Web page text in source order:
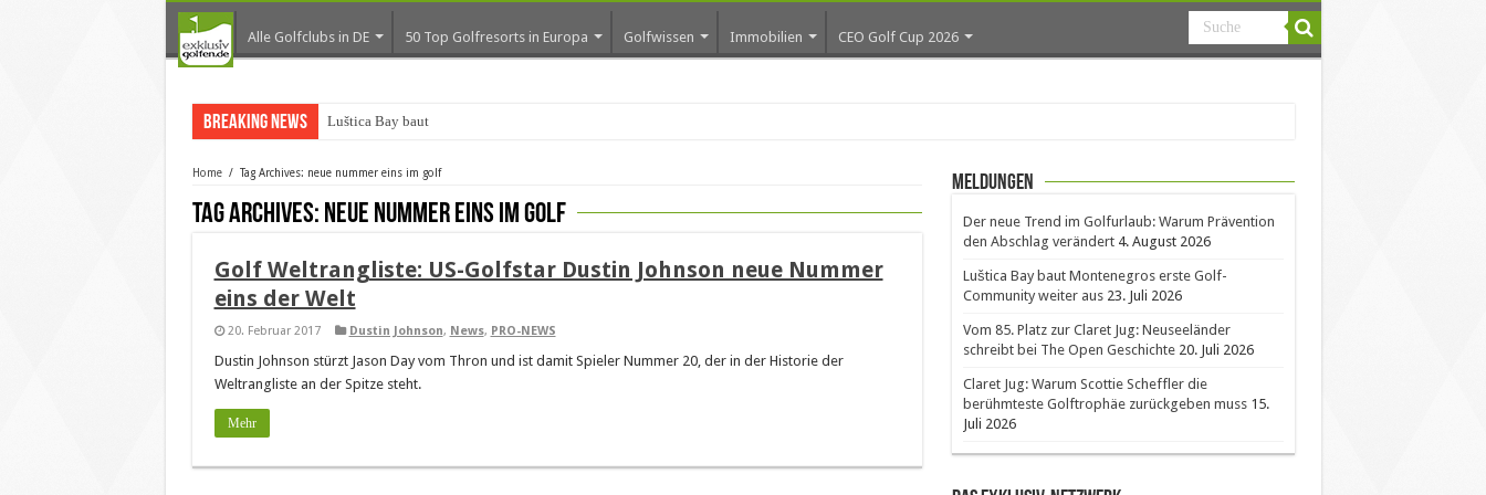
Alle Golfclubs in DE 50 Top Golfresorts in Europa Golfwissen Immobilien CEO Golf Cup 2026
Breaking News Luštica Bay baut Montene
Home / Tag Archives: neue nummer eins im golf
Tag Archives: neue nummer eins im golf
Golf Weltrangliste: US-Golfstar Dustin Johnson neue Nummer
eins der Welt
20. Februar 2017 Dustin Johnson, News, PRO-NEWS
Dustin Johnson stürzt Jason Day vom Thron und ist damit Spieler Nummer 20, der in der Historie der
Weltrangliste an der Spitze steht.
Mehr
Meldungen
Der neue Trend im Golfurlaub: Warum Prävention
den Abschlag verändert 4. August 2026
Luštica Bay baut Montenegros erste Golf-
Community weiter aus 23. Juli 2026
Vom 85. Platz zur Claret Jug: Neuseeländer
schreibt bei The Open Geschichte 20. Juli 2026
Claret Jug: Warum Scottie Scheffler die
berühmteste Golftrophäe zurückgeben muss 15.
Juli 2026